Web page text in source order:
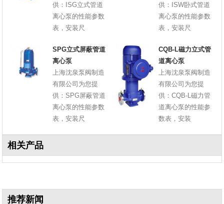
供：ISG立式管道
离心泵的性能参数
表，安装尺
供：ISW卧式管道
离心泵的性能参数
表，安装尺
SPG立式屏蔽管道
离心泵
上海沈泉泵阀制造
有限公司为您提
供：SPG屏蔽管道
离心泵的性能参数
表，安装尺
CQB-L磁力立式管
道离心泵
上海沈泉泵阀制造
有限公司为您提
供：CQB-L磁力管
道离心泵的性能参
数表，安装
相关产品
推荐新闻